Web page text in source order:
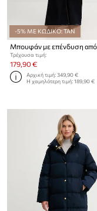
-5% ΜΕ ΚΩΔΙΚΟ: TAN
Τρέχουσα τιμή:
179,90 €
Αρχική τιμή:349,90 €
Η χαμηλότερη τιμή:189,90 €